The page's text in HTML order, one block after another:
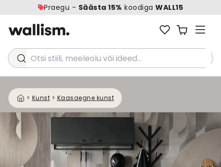
Praegu - Säästa 15% koodiga WALL15
Otsi stiili, meeleolu või ideed...
> Kunst > Kaasaegne kunst